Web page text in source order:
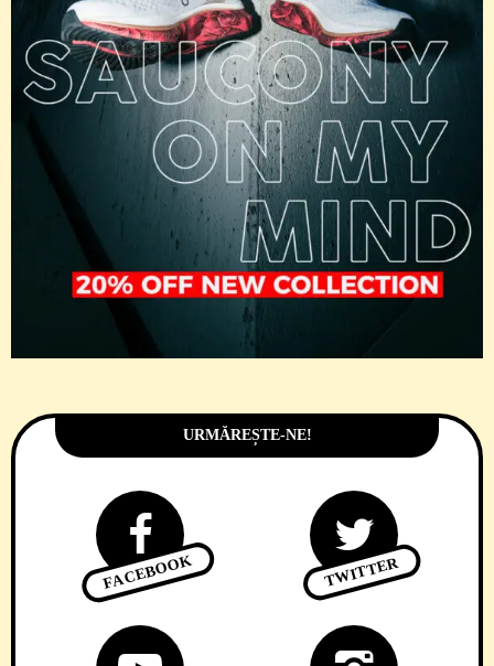
URMĂREȘTE-NE!
FACEBOOK TWITTER